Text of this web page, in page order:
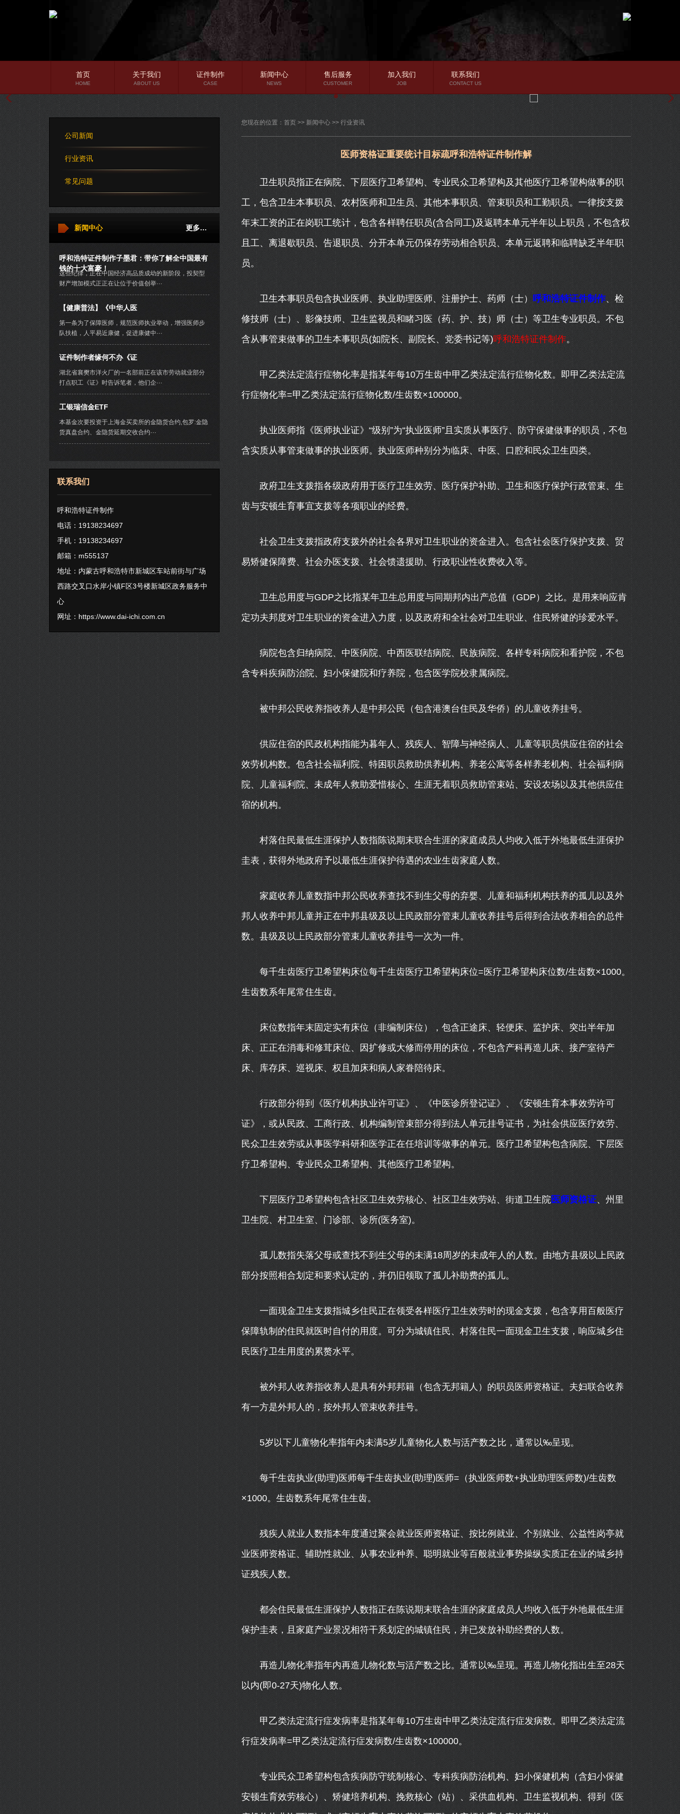
行业资讯
常见问题
首页
HOME
关于我们
ABOUT US
证件制作
CASE
新闻中心
NEWS
售后服务
CUSTOMER
加入我们
JOB
联系我们
CONTACT US
公司新闻
行业资讯
常见问题
更多…
新闻中心
呼和浩特证件制作子墨君：带你了解全中国最有
钱的十大富豪！
这些纪律，正在中国经济高品质成幼的新阶段，投契型
财产增加模式正正在让位于价值创举···
【健康普法】《中华人医
第一条为了保障医师，规范医师执业举动，增强医师步
队扶植，人平易近康健，促进康健中···
证件制作者缘何不办《证
湖北省襄樊市洋火厂的一名部前正在该市劳动就业部分
打点职工《证》时告诉笔者，他们企···
工银瑞信金ETF
本基金次要投资于上海金买卖所的金隐货合约,包罗:金隐
货真盘合约、金隐货延期交收合约···
联系我们
呼和浩特证件制作
电话：19138234697
手机：19138234697
邮箱：m555137
地址：内蒙古呼和浩特市新城区车站前街与广场
西路交叉口水岸小镇F区3号楼新城区政务服务中
心
网址： https://www.dai-ichi.com.cn
您现在的位置： 首页 >> 新闻中心 >> 行业资讯
医师资格证重要统计目标疏呼和浩特证件制作解
卫生职员指正在病院、下层医疗卫希望构、专业民众卫希望构及其他医疗卫希望构做事的职
工，包含卫生本事职员、农村医师和卫生员、其他本事职员、管束职员和工勤职员。一律按支拨
年末工资的正在岗职工统计，包含各样聘任职员(含合同工)及返聘本单元半年以上职员，不包含权
且工、离退歇职员、告退职员、分开本单元仍保存劳动相合职员、本单元返聘和临聘缺乏半年职
员。
卫生本事职员包含执业医师、执业助理医师、注册护士、药师（士） 呼和浩特证件制作、检
修技师（士）、影像技师、卫生监视员和睹习医（药、护、技）师（士）等卫生专业职员。不包
含从事管束做事的卫生本事职员(如院长、副院长、党委书记等)呼和浩特证件制作。
甲乙类法定流行症物化率是指某年每10万生齿中甲乙类法定流行症物化数。即甲乙类法定流
行症物化率=甲乙类法定流行症物化数/生齿数×100000。
执业医师指《医师执业证》“级别”为“执业医师”且实质从事医疗、防守保健做事的职员，不包
含实质从事管束做事的执业医师。执业医师种别分为临床、中医、口腔和民众卫生四类。
政府卫生支拨指各级政府用于医疗卫生效劳、医疗保护补助、卫生和医疗保护行政管束、生
齿与安顿生育事宜支拨等各项职业的经费。
社会卫生支拨指政府支拨外的社会各界对卫生职业的资金进入。包含社会医疗保护支拨、贸
易矫健保障费、社会办医支拨、社会馈遗援助、行政职业性收费收入等。
卫生总用度与GDP之比指某年卫生总用度与同期邦内出产总值（GDP）之比。是用来响应肯
定功夫邦度对卫生职业的资金进入力度，以及政府和全社会对卫生职业、住民矫健的珍爱水平。
病院包含归纳病院、中医病院、中西医联结病院、民族病院、各样专科病院和看护院，不包
含专科疾病防治院、妇小保健院和疗养院，包含医学院校隶属病院。
被中邦公民收养指收养人是中邦公民（包含港澳台住民及华侨）的儿童收养挂号。
供应住宿的民政机构指能为暮年人、残疾人、智障与神经病人、儿童等职员供应住宿的社会
效劳机构数。包含社会福利院、特困职员救助供养机构、养老公寓等各样养老机构、社会福利病
院、儿童福利院、未成年人救助爱惜核心、生涯无着职员救助管束站、安设农场以及其他供应住
宿的机构。
村落住民最低生涯保护人数指陈说期末联合生涯的家庭成员人均收入低于外地最低生涯保护
圭表，获得外地政府予以最低生涯保护待遇的农业生齿家庭人数。
家庭收养儿童数指中邦公民收养查找不到生父母的弃婴、儿童和福利机构扶养的孤儿以及外
邦人收养中邦儿童并正在中邦县级及以上民政部分管束儿童收养挂号后得到合法收养相合的总件
数。县级及以上民政部分管束儿童收养挂号一次为一件。
每千生齿医疗卫希望构床位每千生齿医疗卫希望构床位=医疗卫希望构床位数/生齿数×1000。
生齿数系年尾常住生齿。
床位数指年末固定实有床位（非编制床位），包含正途床、轻便床、监护床、突出半年加
床、正正在消毒和修茸床位、因扩修或大修而停用的床位，不包含产科再造儿床、接产室待产
床、库存床、巡视床、权且加床和病人家眷陪待床。
行政部分得到《医疗机构执业许可证》、《中医诊所登记证》、《安顿生育本事效劳许可
证》，或从民政、工商行政、机构编制管束部分得到法人单元挂号证书，为社会供应医疗效劳、
民众卫生效劳或从事医学科研和医学正在任培训等做事的单元。医疗卫希望构包含病院、下层医
疗卫希望构、专业民众卫希望构、其他医疗卫希望构。
下层医疗卫希望构包含社区卫生效劳核心、社区卫生效劳站、街道卫生院医师资格证、州里
卫生院、村卫生室、门诊部、诊所(医务室)。
孤儿数指失落父母或查找不到生父母的未满18周岁的未成年人的人数。由地方县级以上民政
部分按照相合划定和要求认定的，并仍旧领取了孤儿补助费的孤儿。
一面现金卫生支拨指城乡住民正在领受各样医疗卫生效劳时的现金支拨，包含享用百般医疗
保障轨制的住民就医时自付的用度。可分为城镇住民、村落住民一面现金卫生支拨，响应城乡住
民医疗卫生用度的累赘水平。
被外邦人收养指收养人是具有外邦邦籍（包含无邦籍人）的职员医师资格证。夫妇联合收养
有一方是外邦人的，按外邦人管束收养挂号。
5岁以下儿童物化率指年内未满5岁儿童物化人数与活产数之比，通常以‰呈现。
每千生齿执业(助理)医师每千生齿执业(助理)医师=（执业医师数+执业助理医师数)/生齿数
×1000。生齿数系年尾常住生齿。
残疾人就业人数指本年度通过聚会就业医师资格证、按比例就业、个别就业、公益性岗亭就
业医师资格证、辅助性就业、从事农业种养、聪明就业等百般就业事势操纵实质正在业的城乡持
证残疾人数。
都会住民最低生涯保护人数指正在陈说期末联合生涯的家庭成员人均收入低于外地最低生涯
保护圭表，且家庭产业景况相符干系划定的城镇住民，并已发放补助经费的人数。
再造儿物化率指年内再造儿物化数与活产数之比。通常以‰呈现。再造儿物化指出生至28天
以内(即0-27天)物化人数。
甲乙类法定流行症发病率是指某年每10万生齿中甲乙类法定流行症发病数。即甲乙类法定流
行症发病率=甲乙类法定流行症发病数/生齿数×100000。
专业民众卫希望构包含疾病防守统制核心、专科疾病防治机构、妇小保健机构（含妇小保健
安顿生育效劳核心）、矫健培养机构、挽救核心（站）、采供血机构、卫生监视机构、得到《医